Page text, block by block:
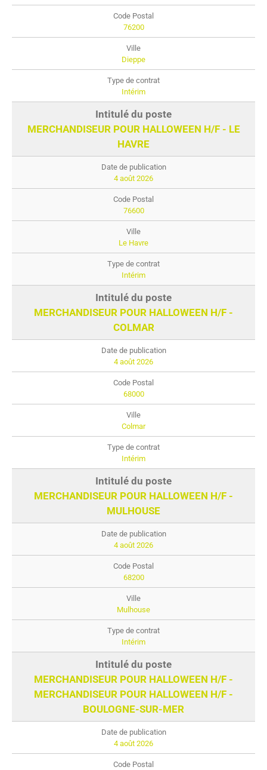
76200
Dieppe
Intérim
MERCHANDISEUR POUR HALLOWEEN H/F - LE
HAVRE
4 août 2026
76600
Le Havre
Intérim
MERCHANDISEUR POUR HALLOWEEN H/F -
COLMAR
4 août 2026
68000
Colmar
Intérim
MERCHANDISEUR POUR HALLOWEEN H/F -
MULHOUSE
4 août 2026
68200
Mulhouse
Intérim
MERCHANDISEUR POUR HALLOWEEN H/F -
MERCHANDISEUR POUR HALLOWEEN H/F -
BOULOGNE-SUR-MER
4 août 2026